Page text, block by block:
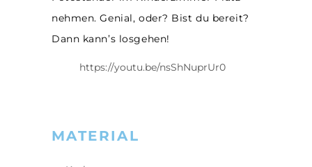
nehmen. Genial, oder? Bist du bereit?
Dann kann’s losgehen!
https://youtu.be/nsShNuprUr0
MATERIAL